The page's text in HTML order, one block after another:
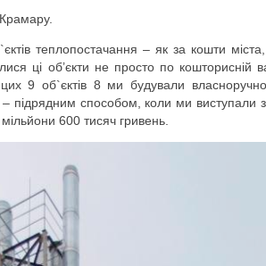
теплопостачання – як за кошти
ці об’єкти не просто по кошторисній
9 об`єктів 8 ми будували
підрядним способом, коли ми виступали
600 тисяч гривень.